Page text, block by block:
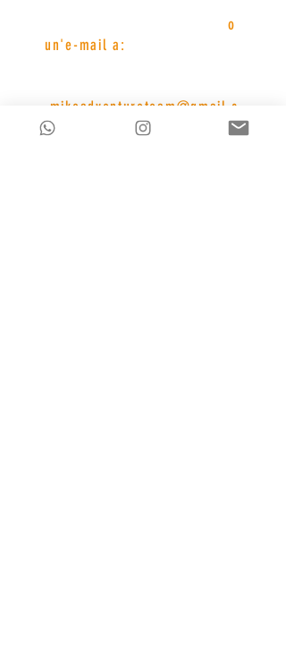
o
un'e-mail a:
mikeadventureteam@gmail.c
om